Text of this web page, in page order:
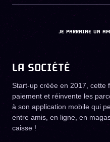
JE PARRAINE UN
LA SOCIÉTÉ
Start-up créée en 2017, cette
paiement et réinvente les
à son application mobile qui
entre amis, en ligne, en
caisse !